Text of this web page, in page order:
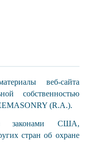
веб-сайта
собственностью
(R.A.).
законами США,
стран об охране